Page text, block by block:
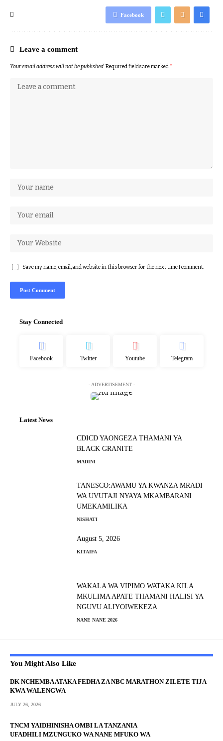
Facebook
Leave a comment
Your email address will not be published. Required fields are marked *
Save my name, email, and website in this browser for the next time I comment.
Stay Connected
Facebook Twitter Youtube Telegram
- ADVERTISEMENT -
Latest News
CDICD YAONGEZA THAMANI YA
BLACK GRANITE
MADINI
TANESCO:AWAMU YA KWANZA MRADI
WA UVUTAJI NYAYA MKAMBARANI
UMEKAMILIKA
NISHATI
August 5, 2026
KITAIFA
WAKALA WA VIPIMO WATAKA KILA
MKULIMA APATE THAMANI HALISI YA
NGUVU ALIYOIWEKEZA
NANE NANE 2026
You Might Also Like
DK NCHEMBA ATAKA FEDHA ZA NBC MARATHON ZILETE TIJA
KWA WALENGWA
JULY 26, 2026
TNCM YAIDHINISHA OMBI LA TANZANIA
UFADHILI MZUNGUKO WA NANE MFUKO WA